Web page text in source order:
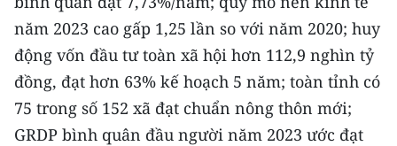
năm 2023 cao gấp 1,25 lần so với năm 2020; huy
động vốn đầu tư toàn xã hội hơn 112,9 nghìn tỷ
đồng, đạt hơn 63% kế hoạch 5 năm; toàn tỉnh có
75 trong số 152 xã đạt chuẩn nông thôn mới;
GRDP bình quân đầu người năm 2023 ước đạt